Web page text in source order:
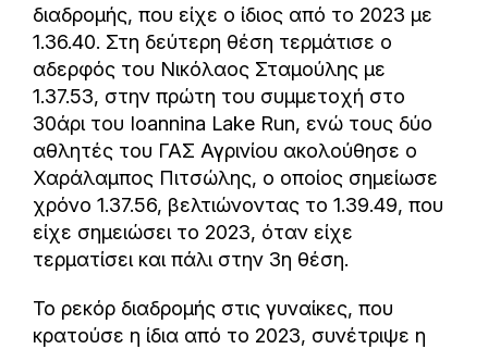
διαδρομής, που είχε ο ίδιος από το 2023 με
1.36.40. Στη δεύτερη θέση τερμάτισε ο
αδερφός του Νικόλαος Σταμούλης με
1.37.53, στην πρώτη του συμμετοχή στο
30άρι του Ioannina Lake Run, ενώ τους δύο
αθλητές του ΓΑΣ Αγρινίου ακολούθησε ο
Χαράλαμπος Πιτσώλης, ο οποίος σημείωσε
χρόνο 1.37.56, βελτιώνοντας το 1.39.49, που
είχε σημειώσει το 2023, όταν είχε
τερματίσει και πάλι στην 3η θέση.
Το ρεκόρ διαδρομής στις γυναίκες, που
κρατούσε η ίδια από το 2023, συνέτριψε η